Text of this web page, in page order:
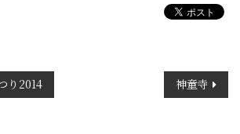
り2014 神童寺